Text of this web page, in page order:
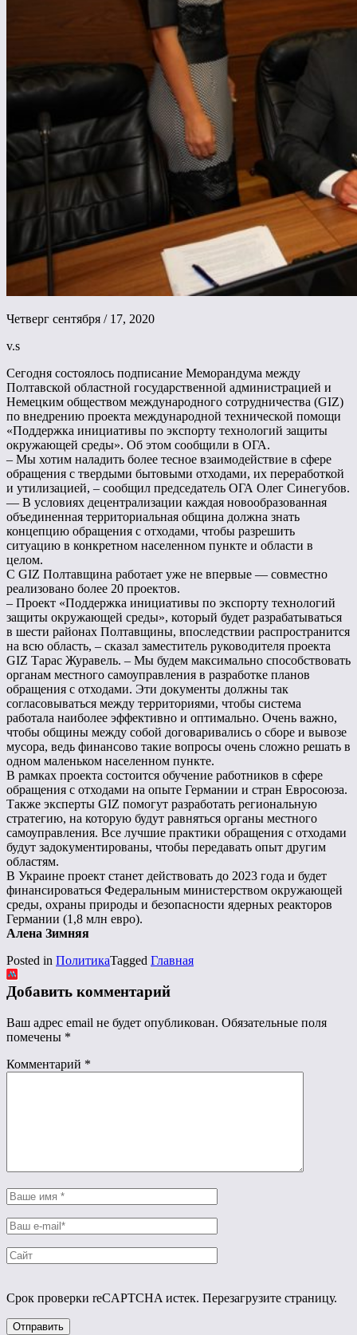
Четверг сентября / 17, 2020
v.s
Сегодня состоялось подписание Меморандума между
Полтавской областной государственной администрацией и
Немецким обществом международного сотрудничества (GIZ)
по внедрению проекта международной технической помощи
«Поддержка инициативы по экспорту технологий защиты
окружающей среды». Об этом сообщили в ОГА.
– Мы хотим наладить более тесное взаимодействие в сфере
обращения с твердыми бытовыми отходами, их переработкой
и утилизацией, – сообщил председатель ОГА Олег Синегубов.
— В условиях децентрализации каждая новообразованная
объединенная территориальная община должна знать
концепцию обращения с отходами, чтобы разрешить
ситуацию в конкретном населенном пункте и области в
целом.
С GIZ Полтавщина работает уже не впервые — совместно
реализовано более 20 проектов.
– Проект «Поддержка инициативы по экспорту технологий
защиты окружающей среды», который будет разрабатываться
в шести районах Полтавщины, впоследствии распространится
на всю область, – сказал заместитель руководителя проекта
GIZ Тарас Журавель. – Мы будем максимально способствовать
органам местного самоуправления в разработке планов
обращения с отходами. Эти документы должны так
согласовываться между территориями, чтобы система
работала наиболее эффективно и оптимально. Очень важно,
чтобы общины между собой договаривались о сборе и вывозе
мусора, ведь финансово такие вопросы очень сложно решать в
одном маленьком населенном пункте.
В рамках проекта состоится обучение работников в сфере
обращения с отходами на опыте Германии и стран Евросоюза.
Также эксперты GIZ помогут разработать региональную
стратегию, на которую будут равняться органы местного
самоуправления. Все лучшие практики обращения с отходами
будут задокументированы, чтобы передавать опыт другим
областям.
В Украине проект станет действовать до 2023 года и будет
финансироваться Федеральным министерством окружающей
среды, охраны природы и безопасности ядерных реакторов
Германии (1,8 млн евро).
Алена Зимняя
Posted in ПолитикаTagged Главная
Добавить комментарий
Ваш адрес email не будет опубликован. Обязательные поля
помечены *
Комментарий *
Срок проверки reCAPTCHA истек. Перезагрузите страницу.